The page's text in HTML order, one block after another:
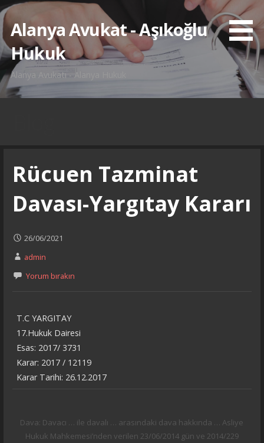
İçeriğe
atlaAlanya Avukat - Aşıkoğlu
Hukuk
Alanya Avukatı - Alanya Hukuk
Rücuen Tazminat
Davası-Yargıtay Kararı
26/06/2021
admin
Yorum bırakın
T.C YARGITAY
17.Hukuk Dairesi
Esas: 2017/ 3731
Karar: 2017 / 12119
Karar Tarihi: 26.12.2017
Dava: Davacı … ile davalı … arasındaki dava hakkında … Asliye
Hukuk Mahkemesi’nden verilen 23/06/2014 gün ve 2014/229